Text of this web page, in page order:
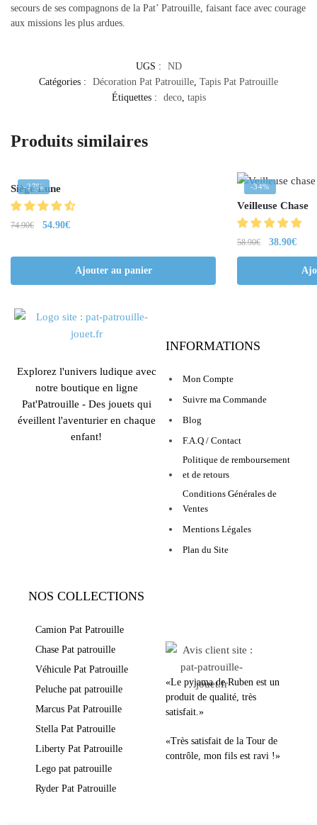
secours de ses compagnons de la Pat’ Patrouille, faisant face avec courage
aux missions les plus ardues.
UGS :
ND
Catégories :
Décoration Pat Patrouille Tapis Pat Patrouille
Étiquettes :
deco, tapis
Produits similaires
-27%
Siège Lune
74.90€ 54.90€
Ajouter au panier
-34%
Veilleuse Chase
58.90€ 38.90€
Explorez l'univers ludique avec
notre boutique en ligne
Pat'Patrouille - Des jouets qui
éveillent l'aventurier en chaque
enfant!
INFORMATIONS
Mon Compte
Suivre ma Commande
Blog
F.A.Q / Contact
Politique de remboursement
et de retours
Conditions Générales de
Ventes
Mentions Légales
Plan du Site
NOS COLLECTIONS
Camion Pat Patrouille
Chase Pat patrouille
Véhicule Pat Patrouille
Peluche pat patrouille
Marcus Pat Patrouille
Stella Pat Patrouille
Liberty Pat Patrouille
Lego pat patrouille
Ryder Pat Patrouille
«Le pyjama de Ruben est un
produit de qualité, très
satisfait.»
«Très satisfait de la Tour de
contrôle, mon fils est ravi !»